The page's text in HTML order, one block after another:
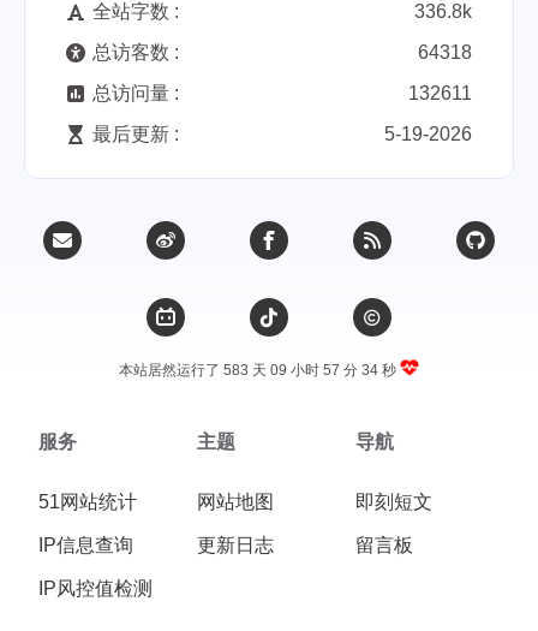
全站字数 :
336.8k
总访客数 :
64318
总访问量 :
132611
最后更新 :
5-19-2026
本站居然运行了 583 天 09 小时 57 分 34 秒
服务
51网站统计
IP信息查询
IP风控值检测
主题
网站地图
更新日志
导航
即刻短文
留言板